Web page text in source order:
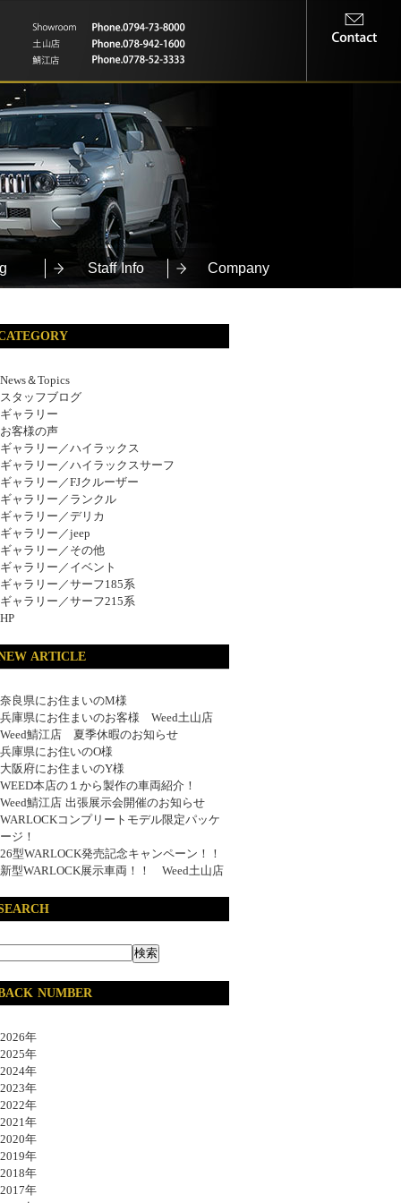
Staff Info Company
News＆Topics
スタッフブログ
ギャラリー
お客様の声
ギャラリー／ハイラックス
ギャラリー／ハイラックスサーフ
ギャラリー／FJクルーザー
ギャラリー／ランクル
ギャラリー／デリカ
ギャラリー／jeep
ギャラリー／その他
ギャラリー／イベント
ギャラリー／サーフ185系
ギャラリー／サーフ215系
HP
ARTICLE
奈良県にお住まいのM様
兵庫県にお住まいのお客様 Weed土山店
Weed鯖江店 夏季休暇のお知らせ
兵庫県にお住いのO様
大阪府にお住まいのY様
WEED本店の１から製作の車両紹介！
Weed鯖江店 出張展示会開催のお知らせ
WARLOCKコンプリートモデル限定パッケ
ージ！
26型WARLOCK発売記念キャンペーン！！
新型WARLOCK展示車両！！ Weed土山店
NUMBER
年
年
年
年
年
年
年
年
年
年